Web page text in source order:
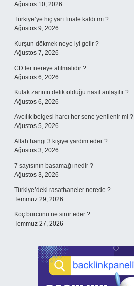
Ağustos 10, 2026
Türkiye’ye hiç yarı finale kaldı mı ?
Ağustos 9, 2026
Kurşun dökmek neye iyi gelir ?
Ağustos 7, 2026
CD’ler nereye atılmalıdır ?
Ağustos 6, 2026
Kulak zarının delik olduğu nasıl anlaşılır ?
Ağustos 6, 2026
Avcılık belgesi harcı her sene yenilenir mi ?
Ağustos 5, 2026
Allah hangi 3 kişiye yardım eder ?
Ağustos 3, 2026
7 sayısının basamağı nedir ?
Ağustos 3, 2026
Türkiye’deki rasathaneler nerede ?
Temmuz 29, 2026
Koç burcunu ne sinir eder ?
Temmuz 27, 2026